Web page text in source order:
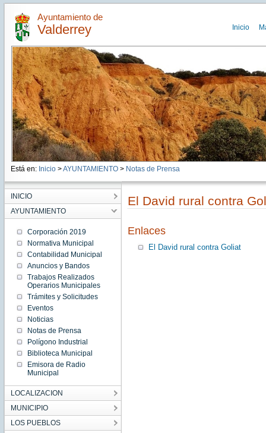
Ayuntamiento de
Valderrey Inicio
Está en: Inicio >AYUNTAMIENTO> Notas de Prensa
INICIO
AYUNTAMIENTO
Corporación 2019
Normativa Municipal
Contabilidad Municipal
Anuncios y Bandos
Trabajos Realizados
Operarios Municipales
Trámites y Solicitudes
Eventos
Noticias
Notas de Prensa
Polígono Industrial
Biblioteca Municipal
Emisora de Radio
Municipal
LOCALIZACION
MUNICIPIO
LOS PUEBLOS
El David rural contra
Enlaces
El David rural contra Goliat